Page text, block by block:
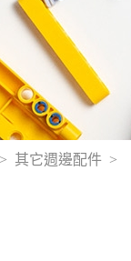
其它週邊配件